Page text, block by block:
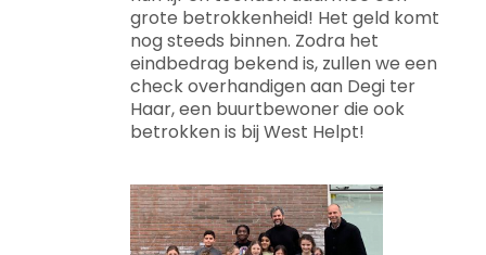
grote betrokkenheid! Het geld komt
nog steeds binnen. Zodra het
eindbedrag bekend is, zullen we een
check overhandigen aan Degi ter
Haar, een buurtbewoner die ook
betrokken is bij West Helpt!